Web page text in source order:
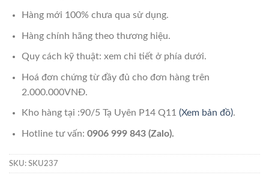
Hàng mới 100% chưa qua sử dụng.
Hàng chính hãng theo thương hiệu.
Quy cách kỹ thuật: xem chi tiết ở phía dưới.
Hoá đơn chứng từ đầy đủ cho đơn hàng trên
2.000.000VNĐ.
Kho hàng tại :90/5 Tạ Uyên P14 Q11 (Xem bản đồ).
Hotline tư vấn: 0906 999 843 (Zalo).
SKU: SKU237